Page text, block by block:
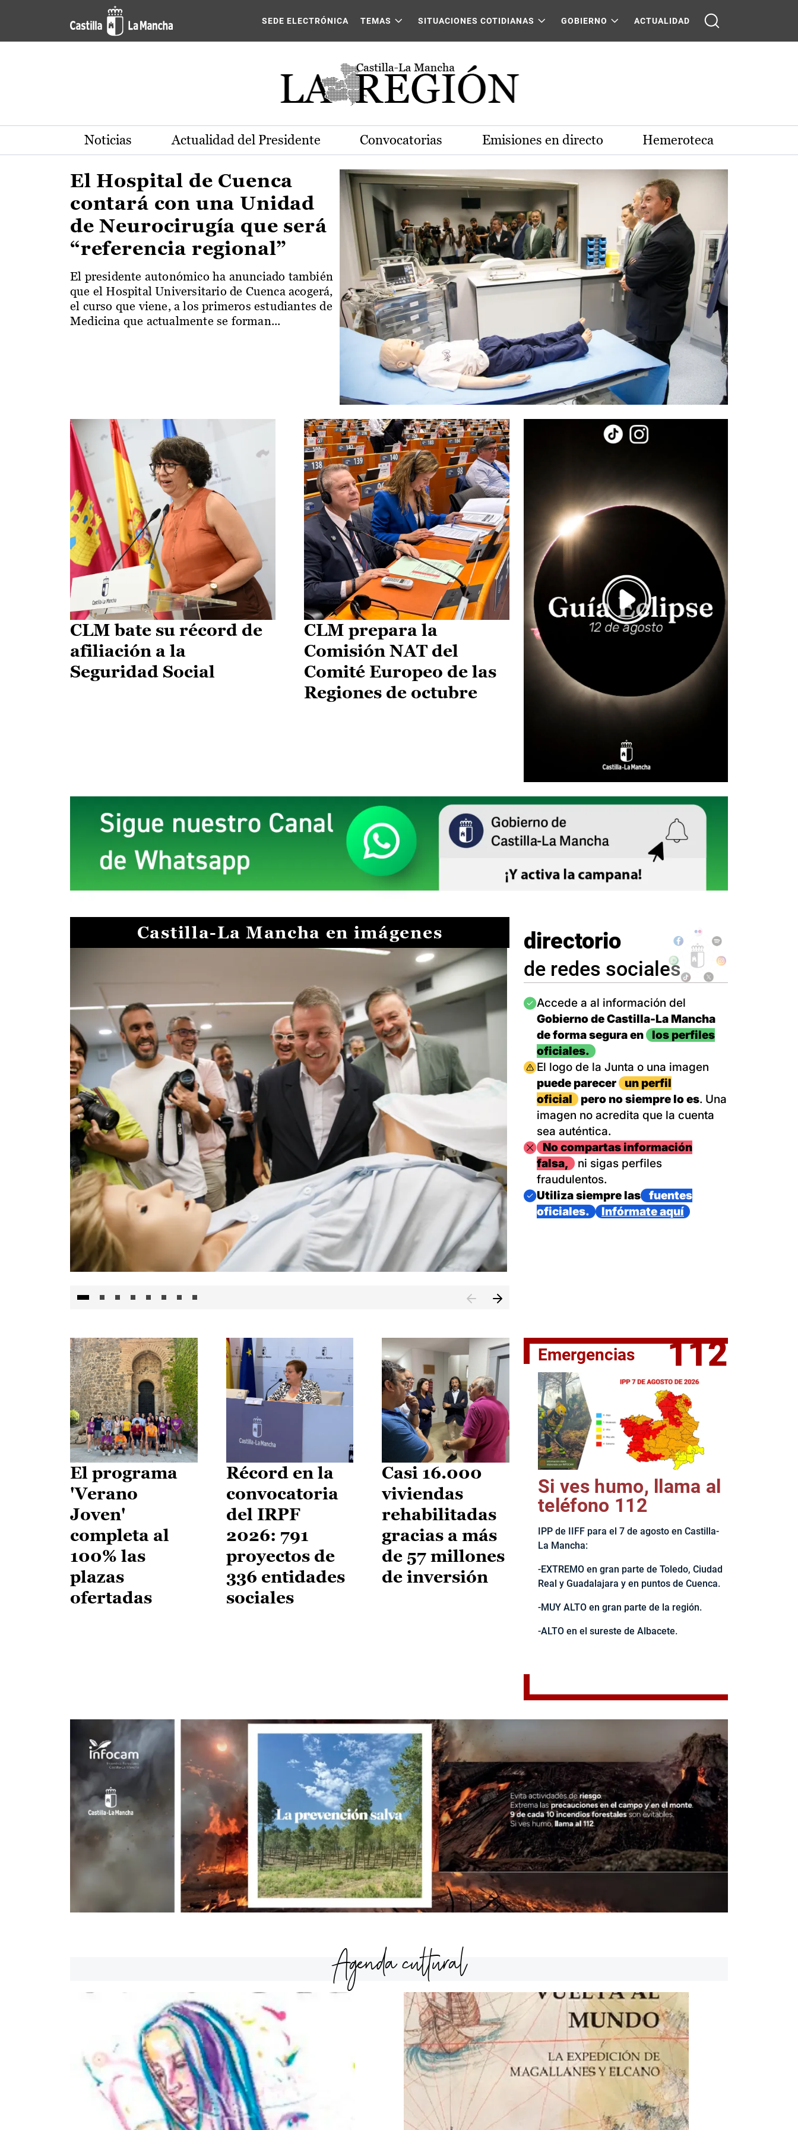
Pasar al contenido principal
Actualidad de la región de Castilla-La Mancha
SEDE ELECTRÓNICA TEMAS SITUACIONES COTIDIANAS GOBIERNO ACTUALIDAD
Noticias Actualidad del Presidente Convocatorias Emisiones en directo Hemeroteca
El Hospital de Cuenca
contará con una Unidad
de Neurocirugía que será
“referencia regional”
El presidente autonómico ha anunciado también
que el Hospital Universitario de Cuenca acogerá,
el curso que viene, a los primeros estudiantes de
Medicina que actualmente se forman...
CLM bate su récord de
afiliación a la
Seguridad Social
CLM prepara la
Comisión NAT del
Comité Europeo de las
Regiones de octubre
Castilla-La Mancha en imágenes
El jefe del Ejecutivo castellanomanchego, Emiliano García-
directorio
de redes sociales
Imagen
Accede a al información del
Gobierno de Castilla-La Mancha
de forma segura en
los perfiles
oficiales.
Imagen
El logo de la Junta o una imagen
puede parecer
un perfil
oficial
pero no siempre lo es. Una
imagen no acredita que la cuenta
sea auténtica.
ImagenNo compartas información
falsa,
ni sigas perfiles
fraudulentos.
Imagen
Utiliza siempre las
fuentes
oficiales.
Infórmate aquí
El programa
'Verano
Joven'
completa al
100% las
plazas
ofertadas
Récord en la
convocatoria
del IRPF
2026: 791
proyectos de
336 entidades
sociales
Casi 16.000
viviendas
rehabilitadas
gracias a más
de 57 millones
de inversión
Emergencias 112
Si ves humo, llama al
teléfono 112
IPP de IIFF para el 7 de agosto en Castilla-
La Mancha:
-EXTREMO en gran parte de Toledo, Ciudad
Real y Guadalajara y en puntos de Cuenca.
-MUY ALTO en gran parte de la región.
-ALTO en el sureste de Albacete.
Agenda cultural